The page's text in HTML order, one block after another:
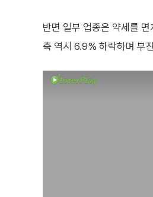
반면 일부 업종은 약세를
축 역시 6.9% 하락하며 부